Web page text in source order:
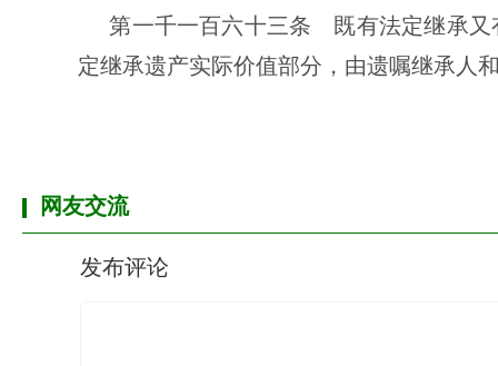
第一千一百六十三条 既有法定继承又
定继承遗产实际价值部分，由遗嘱继承人
网友交流
发布评论